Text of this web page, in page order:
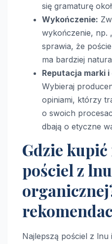
się gramaturę
Wykończenie:
wykończenie, np.
sprawia, że
ma bardziej
Reputacja marki
Wybieraj
opiniami, którzy
o swoich
dbają o etyczne
Gdzie
pościel z
Najlepszą pościel z lnu